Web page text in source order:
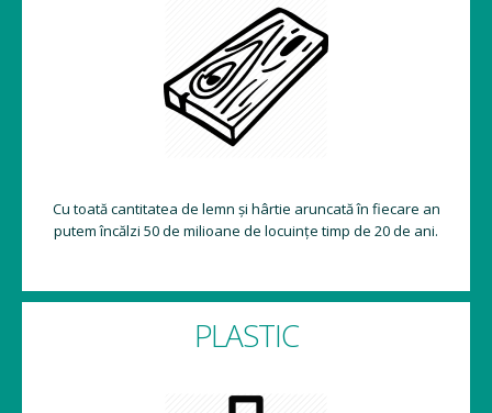
Cu toată cantitatea de lemn și hârtie aruncată în fiecare an
putem încălzi 50 de milioane de locuințe timp de 20 de ani.
PLASTIC